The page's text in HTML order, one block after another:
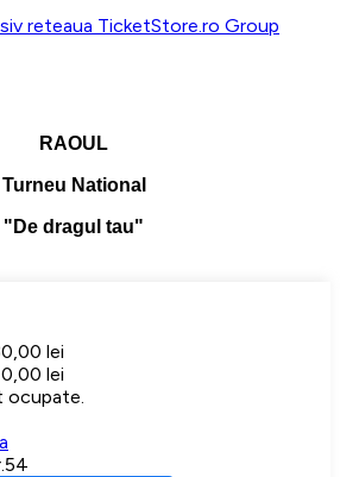
reteaua TicketStore.ro Group
RAOUL
Turneu National
"De dragul tau"
lei
lei
ocupate.